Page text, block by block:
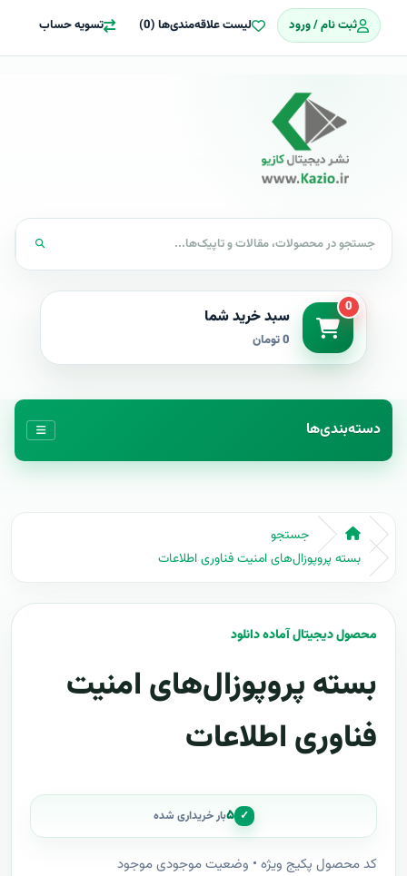
ثبت نام / ورود لیست علاقه‌مندی‌ها (0) تسویه حساب
0 سبد خرید شما
0 تومان
دسته‌بندی‌ها
جستجو
بسته پروپوزال‌های امنیت فناوری اطلاعات
محصول دیجیتال آماده دانلود
بسته پروپوزال‌های امنیت
فناوری اطلاعات
✓ ۵بار خریداری شده
کد محصول پکیج ویژه • وضعیت موجودی موجود